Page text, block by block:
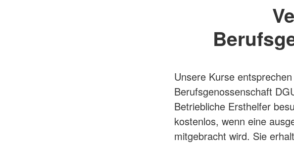
Unsere Kurse
Berufsgenossenschaft
Betriebliche Ersthelfer
kostenlos, wenn eine
mitgebracht wird. Sie